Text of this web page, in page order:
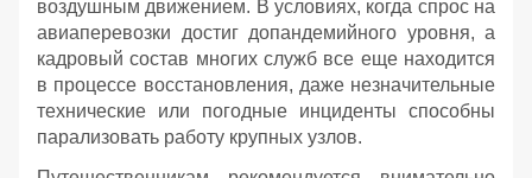
воздушным движением. В условиях, когда спрос на
авиаперевозки достиг допандемийного уровня, а
кадровый состав многих служб все еще находится
в процессе восстановления, даже незначительные
технические или погодные инциденты способны
парализовать работу крупных узлов.